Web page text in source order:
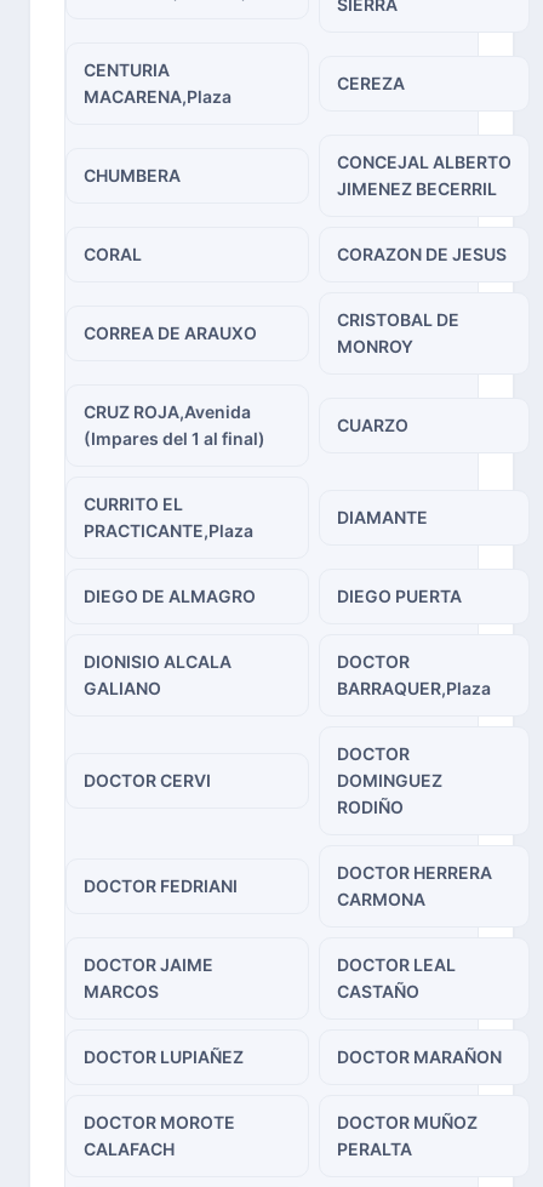
SIERRA
CENTURIA
MACARENA,Plaza
CEREZA
CHUMBERA
CONCEJAL ALBERTO
JIMENEZ BECERRIL
CORAL CORAZON DE JESUS
CORREA DE ARAUXO
CRISTOBAL DE
MONROY
CRUZ ROJA,Avenida
(Impares del 1 al final)
CUARZO
CURRITO EL
PRACTICANTE,Plaza
DIAMANTE
DIEGO DE ALMAGRO DIEGO PUERTA
DIONISIO ALCALA
GALIANO
DOCTOR
BARRAQUER,Plaza
DOCTOR CERVI
DOCTOR
DOMINGUEZ
RODIÑO
DOCTOR FEDRIANI
DOCTOR HERRERA
CARMONA
DOCTOR JAIME
MARCOS
DOCTOR LEAL
CASTAÑO
DOCTOR LUPIAÑEZ DOCTOR MARAÑON
DOCTOR MOROTE
CALAFACH
DOCTOR MUÑOZ
PERALTA